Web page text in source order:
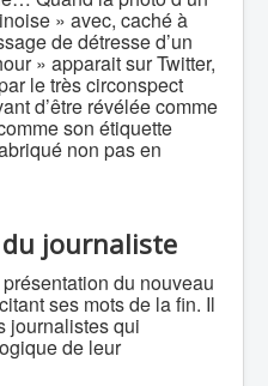
» avec, caché à
de détresse d’un
» apparait sur Twitter,
le très circonspect
d’être révélée comme
son étiquette
non pas en
journaliste
du nouveau
ses mots de la fin. Il
journalistes qui
de leur